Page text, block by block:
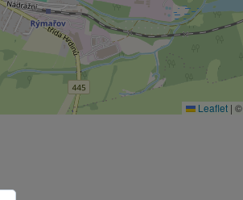
Leaflet | ©